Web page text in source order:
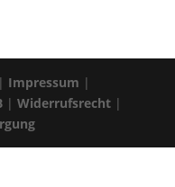
| Impressum |
| Widerrufsrecht|